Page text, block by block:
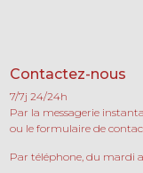
Contactez-nous
7/7j 24/24h
Par la messagerie
ou le formulaire de
Par téléphone, du mardi